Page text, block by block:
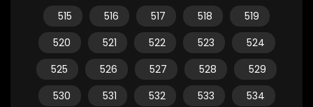
515
516 517 518
519
520
521 522 523
524
525
526 527 528
529
530
531 532 533
534